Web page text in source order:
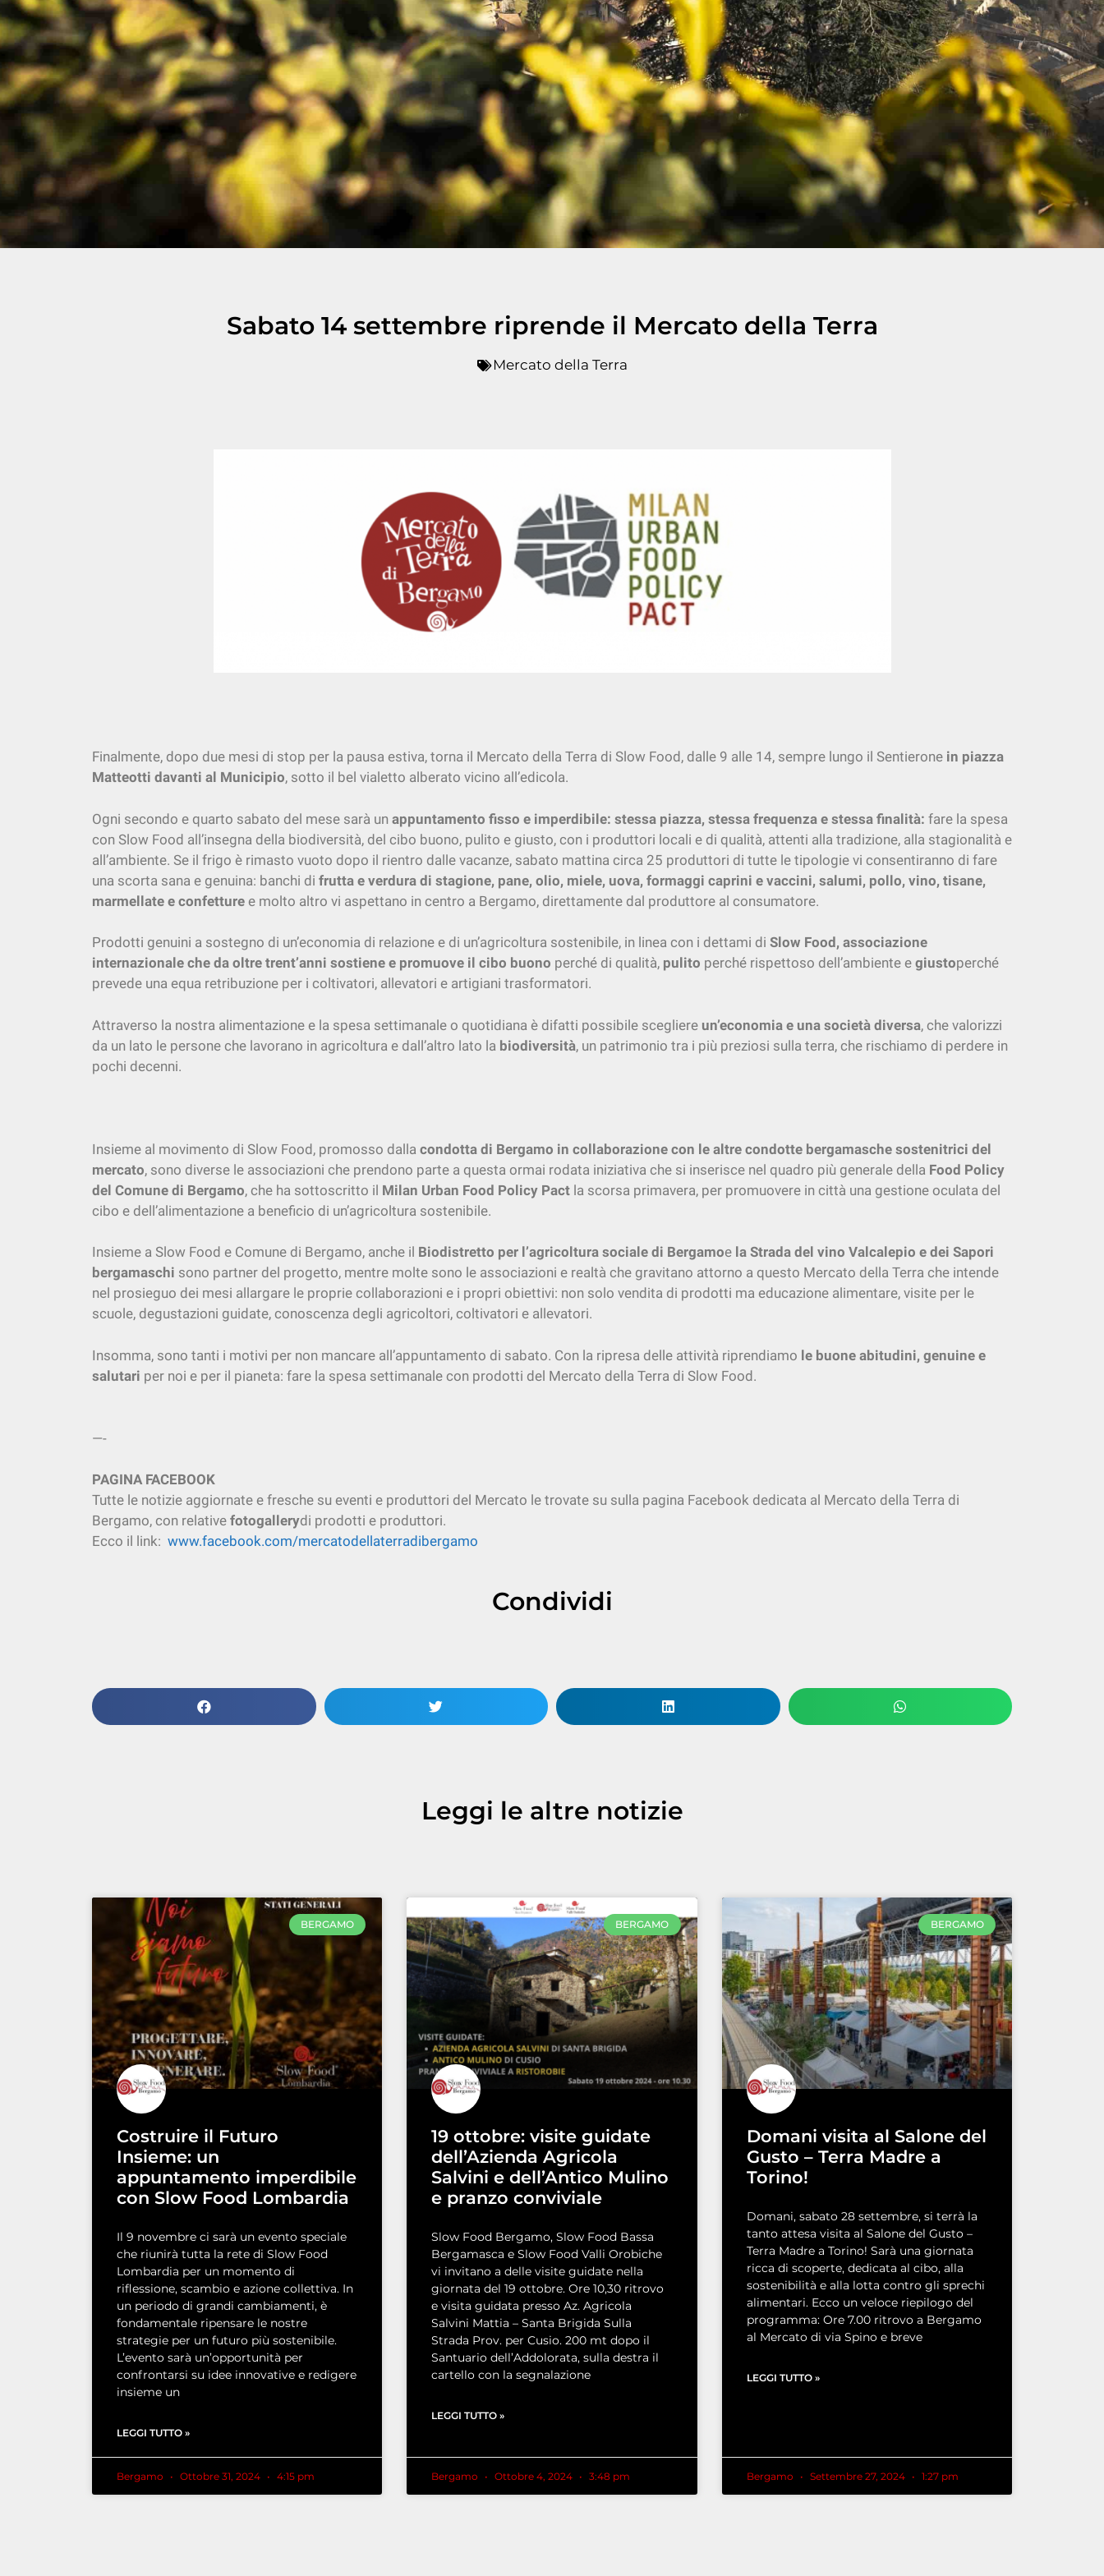
Sabato 14 settembre riprende il Mercato della Terra
Mercato della Terra
Finalmente, dopo due mesi di stop per la pausa estiva, torna il Mercato della Terra di Slow Food, dalle 9 alle 14, sempre lungo il Sentierone in piazza
Matteotti davanti al Municipio, sotto il bel vialetto alberato vicino all’edicola.
Ogni secondo e quarto sabato del mese sarà un appuntamento fisso e imperdibile: stessa piazza, stessa frequenza e stessa finalità: fare la spesa
con Slow Food all’insegna della biodiversità, del cibo buono, pulito e giusto, con i produttori locali e di qualità, attenti alla tradizione, alla stagionalità e
all’ambiente. Se il frigo è rimasto vuoto dopo il rientro dalle vacanze, sabato mattina circa 25 produttori di tutte le tipologie vi consentiranno di fare
una scorta sana e genuina: banchi di frutta e verdura di stagione, pane, olio, miele, uova, formaggi caprini e vaccini, salumi, pollo, vino, tisane,
marmellate e confetture e molto altro vi aspettano in centro a Bergamo, direttamente dal produttore al consumatore.
Prodotti genuini a sostegno di un’economia di relazione e di un’agricoltura sostenibile, in linea con i dettami di Slow Food, associazione
internazionale che da oltre trent’anni sostiene e promuove il cibo buono perché di qualità, pulito perché rispettoso dell’ambiente e giustoperché
prevede una equa retribuzione per i coltivatori, allevatori e artigiani trasformatori.
Attraverso la nostra alimentazione e la spesa settimanale o quotidiana è difatti possibile scegliere un’economia e una società diversa, che valorizzi
da un lato le persone che lavorano in agricoltura e dall’altro lato la biodiversità, un patrimonio tra i più preziosi sulla terra, che rischiamo di perdere in
pochi decenni.
Insieme al movimento di Slow Food, promosso dalla condotta di Bergamo in collaborazione con le altre condotte bergamasche sostenitrici del
mercato, sono diverse le associazioni che prendono parte a questa ormai rodata iniziativa che si inserisce nel quadro più generale della Food Policy
del Comune di Bergamo, che ha sottoscritto il Milan Urban Food Policy Pact la scorsa primavera, per promuovere in città una gestione oculata del
cibo e dell’alimentazione a beneficio di un’agricoltura sostenibile.
Insieme a Slow Food e Comune di Bergamo, anche il Biodistretto per l’agricoltura sociale di Bergamoe la Strada del vino Valcalepio e dei Sapori
bergamaschi sono partner del progetto, mentre molte sono le associazioni e realtà che gravitano attorno a questo Mercato della Terra che intende
nel prosieguo dei mesi allargare le proprie collaborazioni e i propri obiettivi: non solo vendita di prodotti ma educazione alimentare, visite per le
scuole, degustazioni guidate, conoscenza degli agricoltori, coltivatori e allevatori.
Insomma, sono tanti i motivi per non mancare all’appuntamento di sabato. Con la ripresa delle attività riprendiamo le buone abitudini, genuine e
salutari per noi e per il pianeta: fare la spesa settimanale con prodotti del Mercato della Terra di Slow Food.
—-
PAGINA FACEBOOK
Tutte le notizie aggiornate e fresche su eventi e produttori del Mercato le trovate su sulla pagina Facebook dedicata al Mercato della Terra di
Bergamo, con relative fotogallerydi prodotti e produttori.
Ecco il link: www.facebook.com/mercatodellaterradibergamo
Condividi
Leggi le altre notizie
BERGAMO
Costruire il Futuro
Insieme: un
appuntamento imperdibile
con Slow Food Lombardia
Il 9 novembre ci sarà un evento speciale
che riunirà tutta la rete di Slow Food
Lombardia per un momento di
riflessione, scambio e azione collettiva. In
un periodo di grandi cambiamenti, è
fondamentale ripensare le nostre
strategie per un futuro più sostenibile.
L’evento sarà un’opportunità per
confrontarsi su idee innovative e redigere
insieme un
LEGGI TUTTO »
Bergamo Ottobre 31, 2024 4:15 pm
BERGAMO
19 ottobre: visite guidate
dell’Azienda Agricola
Salvini e dell’Antico Mulino
e pranzo conviviale
Slow Food Bergamo, Slow Food Bassa
Bergamasca e Slow Food Valli Orobiche
vi invitano a delle visite guidate nella
giornata del 19 ottobre. Ore 10,30 ritrovo
e visita guidata presso Az. Agricola
Salvini Mattia – Santa Brigida Sulla
Strada Prov. per Cusio. 200 mt dopo il
Santuario dell’Addolorata, sulla destra il
cartello con la segnalazione
LEGGI TUTTO »
Bergamo Ottobre 4, 2024 3:48 pm
BERGAMO
Domani visita al Salone del
Gusto – Terra Madre a
Torino!
Domani, sabato 28 settembre, si terrà la
tanto attesa visita al Salone del Gusto –
Terra Madre a Torino! Sarà una giornata
ricca di scoperte, dedicata al cibo, alla
sostenibilità e alla lotta contro gli sprechi
alimentari. Ecco un veloce riepilogo del
programma: Ore 7.00 ritrovo a Bergamo
al Mercato di via Spino e breve
LEGGI TUTTO »
Bergamo Settembre 27, 2024 1:27 pm